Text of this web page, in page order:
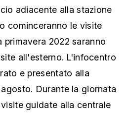
adiacente alla stazione
cominceranno le visite
primavera 2022 saranno
all'esterno. L'infocentro
e presentato alla
Durante la giornata
guidate alla centrale